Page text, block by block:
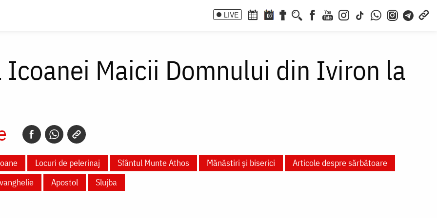
LIVE 07
Icoanei Maicii Domnului din Iviron la
Locuri de pelerinaj Sfântul Munte Athos Mănăstiri și biserici
Articole despre sărbătoare
Apostol Slujba